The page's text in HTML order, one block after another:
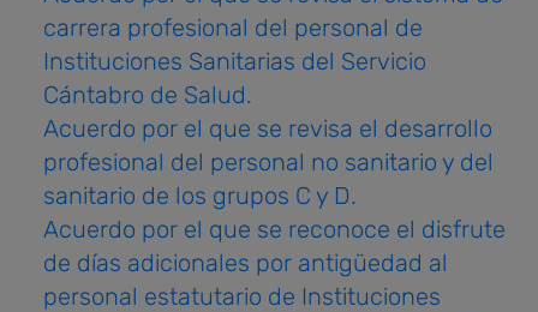
carrera profesional del personal de
Instituciones Sanitarias del Servicio
Cántabro de Salud.
Acuerdo por el que se revisa el desarrollo
profesional del personal no sanitario y del
sanitario de los grupos C y D.
Acuerdo por el que se reconoce el disfrute
de días adicionales por antigüedad al
personal estatutario de Instituciones